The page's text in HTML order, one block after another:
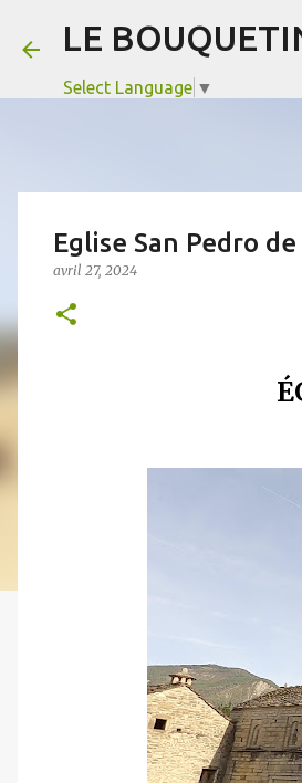
LE
Select Language ▼
Eglise San Pedro
avril 27, 2024